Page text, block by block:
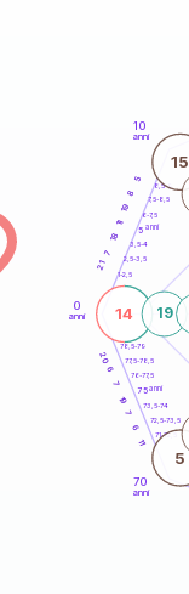
0
anni
10
anni
70
anni
1-2,5
2,5-3,5
3,5-4
6-7,5
7,5-8,5
8,5-9
71-72,5
72,5-73,5
73,5-74
76-77,5
77,5-78,5
78,5-79
21
7
18
11
19
8
5
11
6
7
19
7
6
20
14
15
5
19
5 anni
75anni